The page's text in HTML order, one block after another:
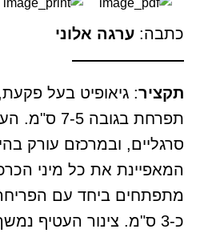
כתבה: ערגה אלוני
———————
תקציר: גיאופיט בעל
סרגליים, ובמרכזם עורק
המאפיינת את כל מיני
מתפתחים ביחד עם
כ-3 ס"מ. צינור העטיף